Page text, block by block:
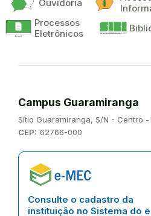
Ouvidoria
Processos
Eletrônicos
Campus Guaramiranga
Endereço:
Sítio Guaramiranga, S/N - Centro
CEP: 62766-000
Consulte o cadastro da
instituição no Sistema do